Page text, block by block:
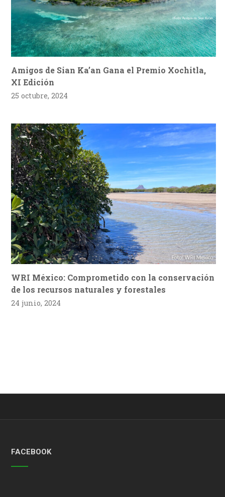
Amigos de Sian Ka’an Gana el Premio Xochitla,
XI Edición
25 octubre, 2024
WRI México: Comprometido con la conservación
de los recursos naturales y forestales
24 junio, 2024
FACEBOOK